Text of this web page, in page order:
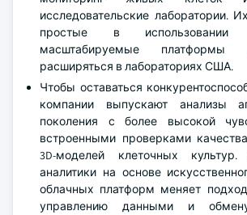
исследовательские лаборатории.
простые в
масштабируемые платформы
расширяться в лабораториях США.
Чтобы оставаться
компании выпускают анализы
поколения с более высокой
встроенными проверками
3D-моделей клеточных культур.
аналитики на основе
облачных платформ меняет
управлению данными и